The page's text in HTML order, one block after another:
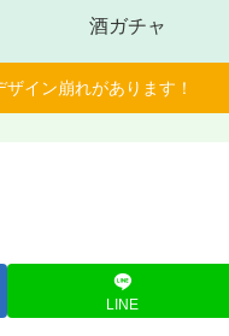
酒ガチャ
イン崩れがあります！
LINE